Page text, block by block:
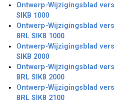
Ontwerp-Wijzigingsblad
SIKB 1000
Ontwerp-Wijzigingsblad
BRL SIKB 1000
Ontwerp-Wijzigingsblad
SIKB 2000
Ontwerp-Wijzigingsblad
BRL SIKB 2000
Ontwerp-Wijzigingsblad
BRL SIKB 2100